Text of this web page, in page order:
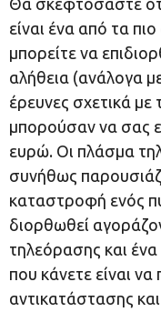
Θα σκεφτόσαστε
είναι ένα από τα
μπορείτε να
αλήθεια (ανάλογα
έρευνες σχετικά
μπορούσαν να σας
ευρώ. Οι πλάσμα
συνήθως
καταστροφή ενός
διορθωθεί
τηλεόρασης και
που κάνετε είναι
αντικατάστασης